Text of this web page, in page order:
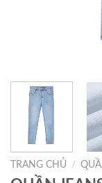
TRANG CHỦ /